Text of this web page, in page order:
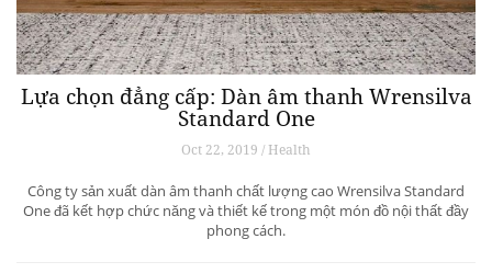
Lựa chọn đẳng cấp: Dàn âm thanh Wrensilva
Standard One
Oct 22, 2019 / Health
Công ty sản xuất dàn âm thanh chất lượng cao Wrensilva Standard
One đã kết hợp chức năng và thiết kế trong một món đồ nội thất đầy
phong cách.